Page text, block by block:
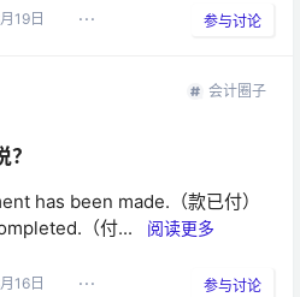
19日 参与讨论
会计圈子
has been made.（款已付）
（付...
阅读更多
16日 参与讨论